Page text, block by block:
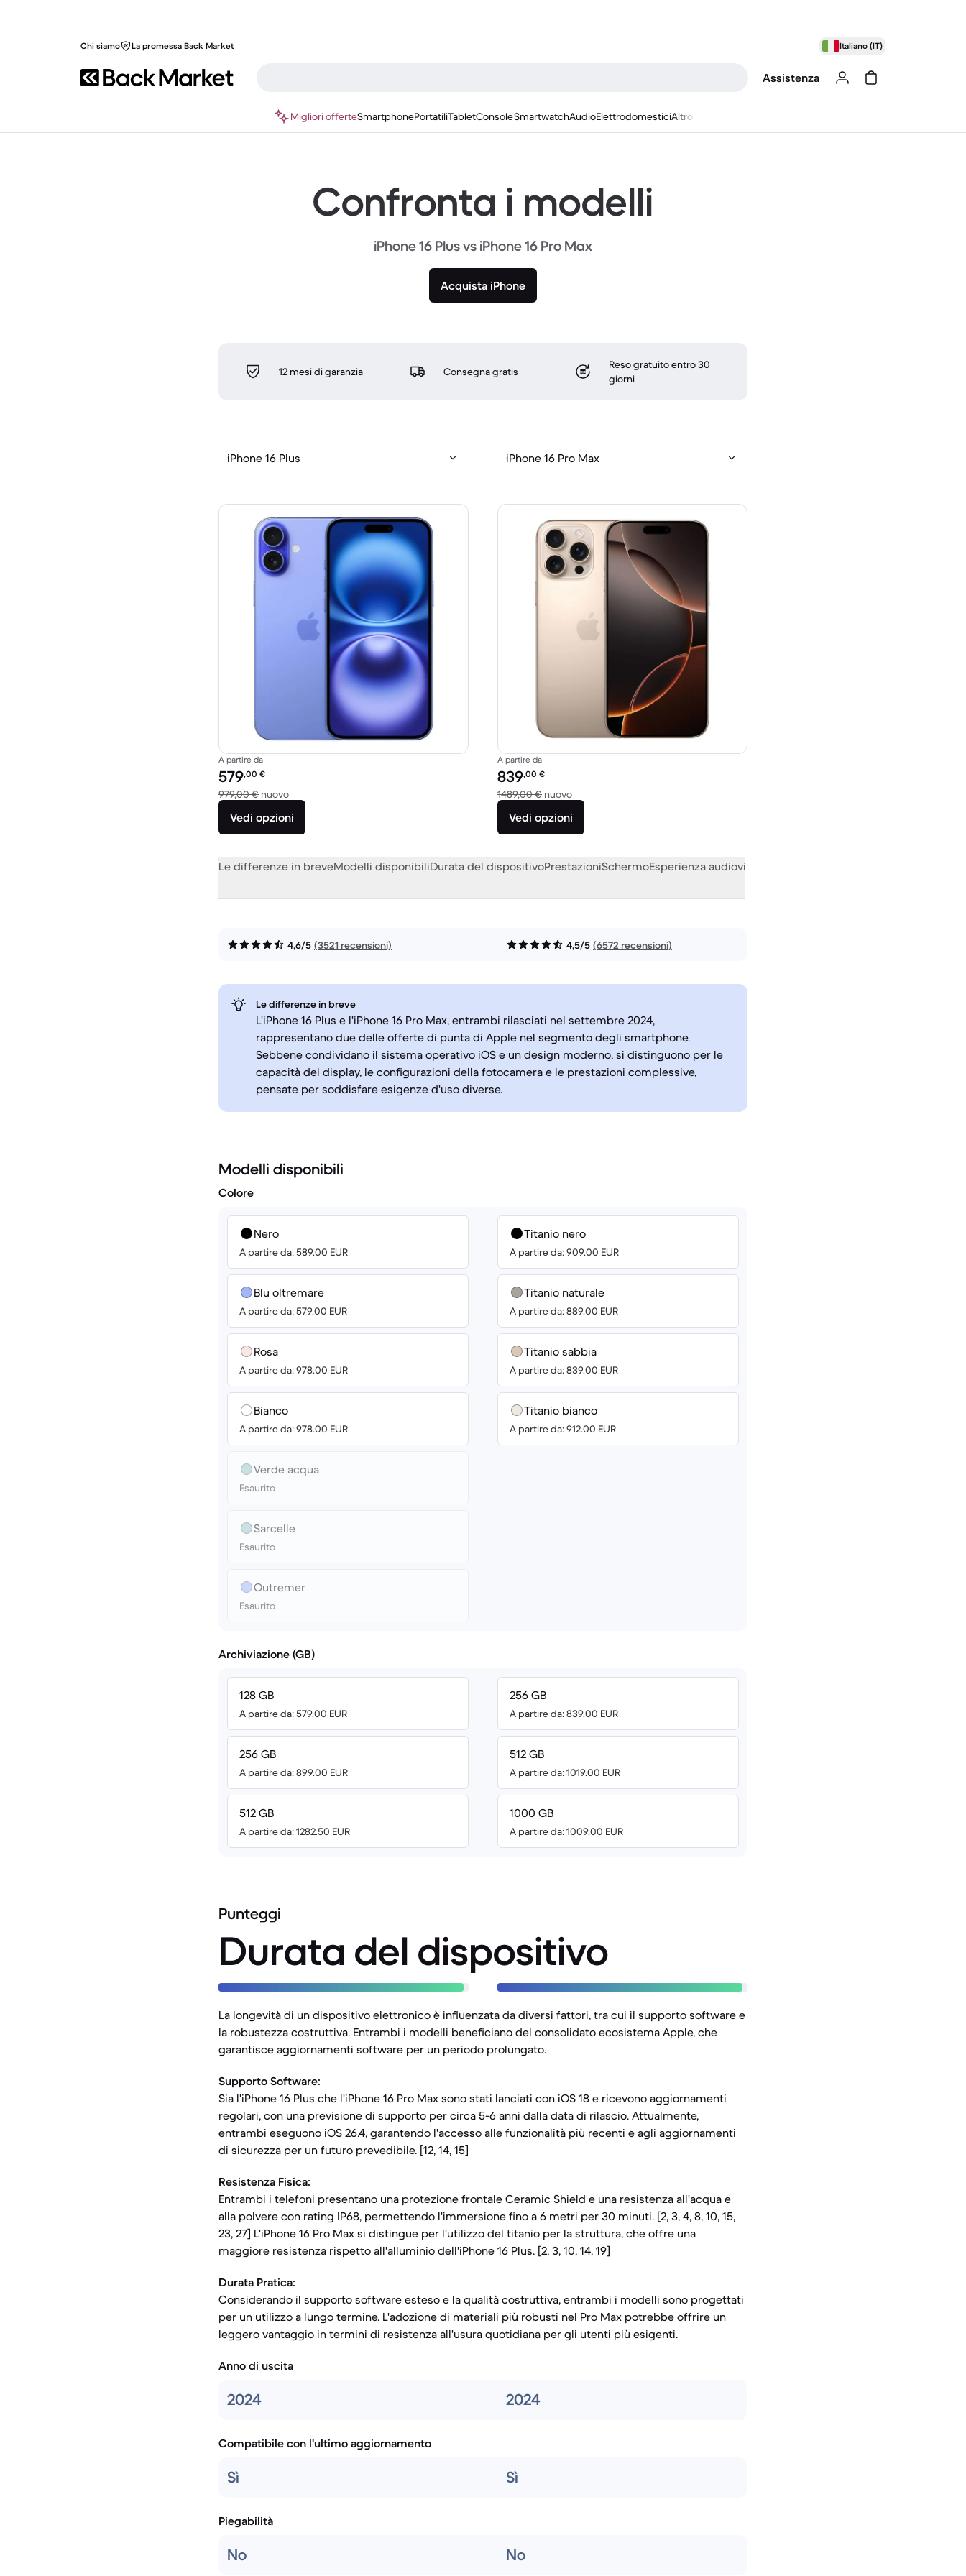
Chi siamo La promessa Back Market Italiano (IT)
Assistenza
Migliori offerteSmartphonePortatiliTabletConsoleSmartwatchAudioElettrodomesticiAltro
Confronta i modelli
iPhone 16 Plus vs iPhone 16 Pro Max
Acquista iPhone
12 mesi di garanzia Consegna gratis
Reso gratuito entro 30
giorni
iPhone 16 Plus iPhone 16 Pro Max
A partire da
Prezzo del ricondizionato:
579,00 €
979,00 € nuovoRispetto a 979,00 € del nuovo
Vedi opzioni
A partire da
Prezzo del ricondizionato:
839,00 €
1489,00 € nuovoRispetto a 1489,00 € del nuovo
Vedi opzioni
Le differenze in breveModelli disponibiliDurata del dispositivoPrestazioniSchermoEsperienza audiovisiva
4,6/5 (3521 recensioni) 4,5/5 (6572 recensioni)
Le differenze in breve
L'iPhone 16 Plus e l'iPhone 16 Pro Max, entrambi rilasciati nel settembre 2024,
rappresentano due delle offerte di punta di Apple nel segmento degli smartphone.
Sebbene condividano il sistema operativo iOS e un design moderno, si distinguono per le
capacità del display, le configurazioni della fotocamera e le prestazioni complessive,
pensate per soddisfare esigenze d'uso diverse.
Modelli disponibili
Colore
Nero
A partire da: 589.00 EUR
Blu oltremare
A partire da: 579.00 EUR
Rosa
A partire da: 978.00 EUR
Bianco
A partire da: 978.00 EUR
Verde acqua
Esaurito
Sarcelle
Esaurito
Outremer
Esaurito
Titanio nero
A partire da: 909.00 EUR
Titanio naturale
A partire da: 889.00 EUR
Titanio sabbia
A partire da: 839.00 EUR
Titanio bianco
A partire da: 912.00 EUR
Archiviazione (GB)
128 GB
A partire da: 579.00 EUR
256 GB
A partire da: 899.00 EUR
512 GB
A partire da: 1282.50 EUR
256 GB
A partire da: 839.00 EUR
512 GB
A partire da: 1019.00 EUR
1000 GB
A partire da: 1009.00 EUR
Punteggi
Durata del dispositivo
La longevità di un dispositivo elettronico è influenzata da diversi fattori, tra cui il supporto software e
la robustezza costruttiva. Entrambi i modelli beneficiano del consolidato ecosistema Apple, che
garantisce aggiornamenti software per un periodo prolungato.
Supporto Software:
Sia l'iPhone 16 Plus che l'iPhone 16 Pro Max sono stati lanciati con iOS 18 e ricevono aggiornamenti
regolari, con una previsione di supporto per circa 5-6 anni dalla data di rilascio. Attualmente,
entrambi eseguono iOS 26.4, garantendo l'accesso alle funzionalità più recenti e agli aggiornamenti
di sicurezza per un futuro prevedibile. [12, 14, 15]
Resistenza Fisica:
Entrambi i telefoni presentano una protezione frontale Ceramic Shield e una resistenza all'acqua e
alla polvere con rating IP68, permettendo l'immersione fino a 6 metri per 30 minuti. [2, 3, 4, 8, 10, 15,
23, 27] L'iPhone 16 Pro Max si distingue per l'utilizzo del titanio per la struttura, che offre una
maggiore resistenza rispetto all'alluminio dell'iPhone 16 Plus. [2, 3, 10, 14, 19]
Durata Pratica:
Considerando il supporto software esteso e la qualità costruttiva, entrambi i modelli sono progettati
per un utilizzo a lungo termine. L'adozione di materiali più robusti nel Pro Max potrebbe offrire un
leggero vantaggio in termini di resistenza all'usura quotidiana per gli utenti più esigenti.
Anno di uscita
2024 2024
Compatibile con l'ultimo aggiornamento
Sì Sì
Piegabilità
No No